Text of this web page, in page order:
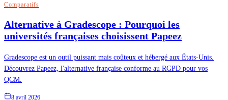
Comparatifs
Alternative à Gradescope : Pourquoi les
universités françaises choisissent Papeez
Gradescope est un outil puissant mais coûteux et hébergé aux États-Unis.
Découvrez Papeez, l'alternative française conforme au RGPD pour vos
QCM.
8 avril 2026